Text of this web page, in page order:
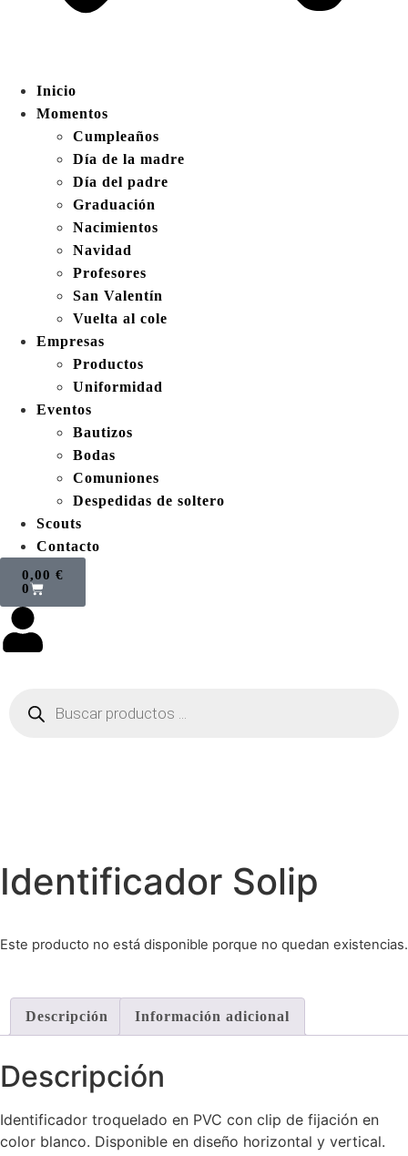
Inicio
Momentos
Cumpleaños
Día de la madre
Día del padre
Graduación
Nacimientos
Navidad
Profesores
San Valentín
Vuelta al cole
Empresas
Productos
Uniformidad
Eventos
Bautizos
Bodas
Comuniones
Despedidas de soltero
Scouts
Contacto
0,00 €
0
Identificador Solip
Este producto no está disponible porque no quedan existencias.
Descripción Información adicional
Descripción
Identificador troquelado en PVC con clip de fijación en
color blanco. Disponible en diseño horizontal y vertical.